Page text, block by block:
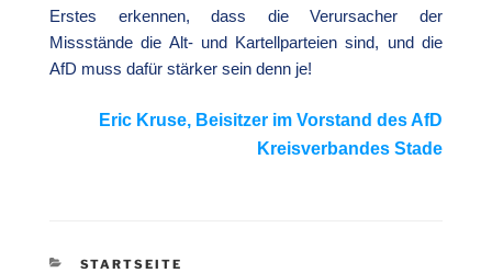
Erstes erkennen, dass die Verursacher der
Missstände die Alt- und Kartellparteien sind, und die
AfD muss dafür stärker sein denn je!
Eric Kruse, Beisitzer im Vorstand des AfD
Kreisverbandes Stade
KATEGORIEN
STARTSEITE